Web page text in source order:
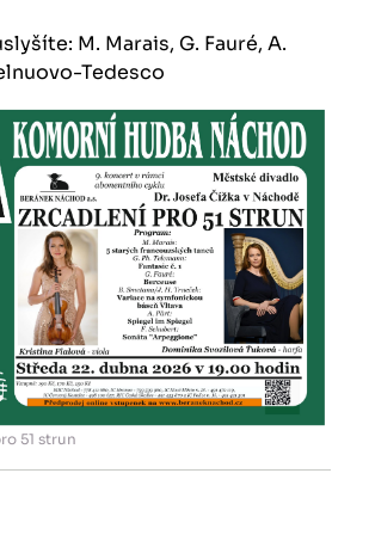
M. Marais, G. Fauré, A.
Tedesco
51 strun